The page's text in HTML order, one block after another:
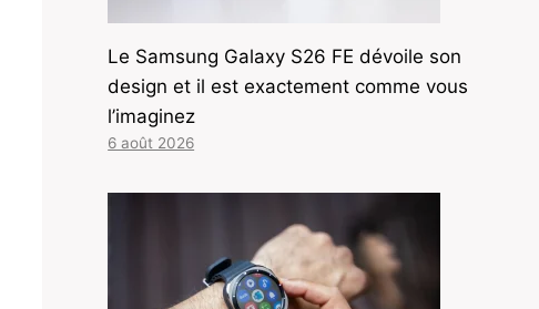
Le Samsung Galaxy S26 FE dévoile son
design et il est exactement comme vous
l’imaginez
6 août 2026